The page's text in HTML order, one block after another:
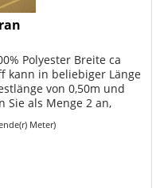
Polyester Breite ca
kann in beliebiger Länge
von 0,50m und
Sie als Menge 2 an,
Meter)